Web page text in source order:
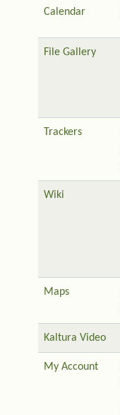
Calendar
File Gallery
Trackers
Wiki
Maps
Kaltura Video
My Account